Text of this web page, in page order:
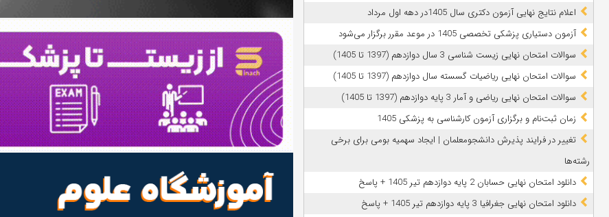
اعلام نتایج نهایی آزمون دکتری سال 1405در دهه اول مرداد
آزمون دستیاری پزشکی تخصصی 1405 در موعد مقرر برگزار می‌شود
سوالات امتحان نهایی زیست شناسی 3 سال دوازدهم (1397 تا 1405)
سوالات امتحان نهایی ریاضیات گسسته سال دوازدهم (1397 تا 1405)
سوالات امتحان نهایی ریاضی و آمار 3 پایه دوازدهم (1397 تا 1405)
زمان ثبت‌نام و برگزاری آزمون کارشناسی به پزشکی 1405
تغییر در فرایند پذیرش دانشجومعلمان | ایجاد سهمیه بومی برای برخی
رشته‌ها
دانلود امتحان نهایی حسابان 2 پایه دوازدهم تیر 1405 + پاسخ
دانلود امتحان نهایی جغرافیا 3 پایه دوازدهم تیر 1405 + پاسخ